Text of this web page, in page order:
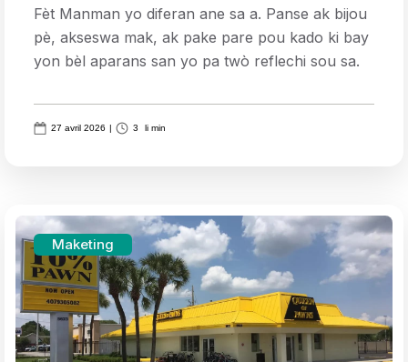
Fèt Manman yo diferan ane sa a. Panse ak bijou
pè, akseswa mak, ak pake pare pou kado ki bay
yon bèl aparans san yo pa twò reflechi sou sa.
27 avril 2026 | 3 li min
Maketing